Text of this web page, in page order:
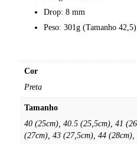
Drop: 8 mm
Peso: 301g (Tamanho 42,5)
Cor
Preta
Tamanho
40 (25cm), 40.5 (25,5cm), 41
(27cm), 43 (27,5cm), 44 (28cm),